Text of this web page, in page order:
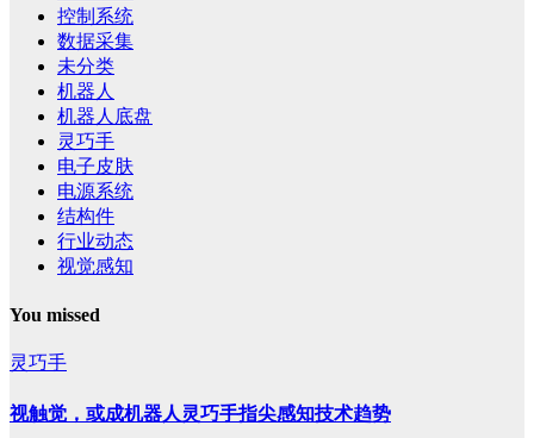
控制系统
数据采集
未分类
机器人
机器人底盘
灵巧手
电子皮肤
电源系统
结构件
行业动态
视觉感知
You missed
灵巧手
视触觉，或成机器人灵巧手指尖感知技术趋势